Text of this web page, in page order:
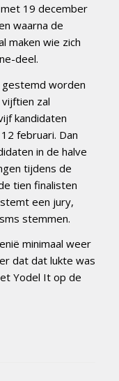
19 december
waarna de
maken wie zich
deel.
worden
zal
kandidaten
februari. Dan
in de halve
tijdens de
tien finalisten
een jury,
stemmen.
minimaal weer
dat dat lukte was
Yodel It op de